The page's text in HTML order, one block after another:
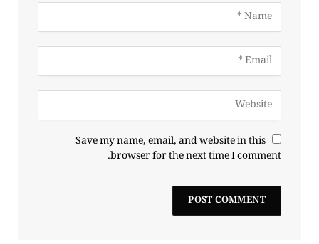
Save my name, email, and website in this
browser for the next time I comment.